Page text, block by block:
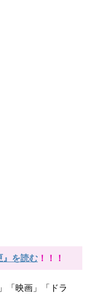
』を読む ！！！
「映画」「ドラ